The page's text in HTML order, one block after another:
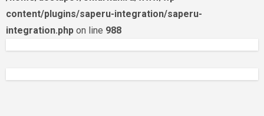
content/plugins/saperu-integration/saperu-
integration.phpon line 988